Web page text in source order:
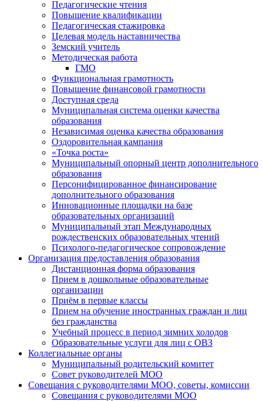
Педагогические чтения
Повышение квалификации
Педагогическая стажировка
Целевая модель наставничества
Земский учитель
Методическая работа
ГМО
Функциональная грамотность
Повышение финансовой грамотности
Доступная среда
Муниципальная система оценки качества
образования
Независимая оценка качества образования
Оздоровительная кампания
«Точка роста»
Муниципальный опорный центр дополнительного
образования
Персонифицированное финансирование
дополнительного образования
Инновационные площадки на базе
образовательных организаций
Муниципальный этап Международных
рождественских образовательных чтений
Психолого-педагогическое сопровождение
Организация предоставления образования
Дистанционная форма образования
Прием в дошкольные образовательные
организации
Приём в первые классы
Прием на обучение иностранных граждан и лиц
без гражданства
Учебный процесс в период зимних холодов
Образовательные услуги для лиц с ОВЗ
Коллегиальные органы
Муниципальный родительский комитет
Совет руководителей МОО
Совещания с руководителями МОО, советы, комиссии
Совещания с руководителями МОО